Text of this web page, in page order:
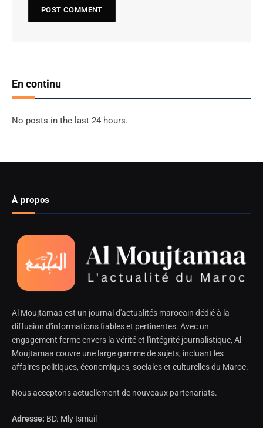
En continu
No posts in the last 24 hours.
À propos
Al Moujtamaa est un journal d'actualités marocain dédié à la
diffusion d'informations fiables et pertinentes. Avec un
engagement ferme envers la vérité et l'intégrité journalistique, Al
Moujtamaa couvre une large gamme de sujets, incluant les
affaires politiques, économiques, sociales et culturelles du Maroc.
Nous acceptons actuellement de nouveaux partenariats.
Adresse: BD. Mly Ismail